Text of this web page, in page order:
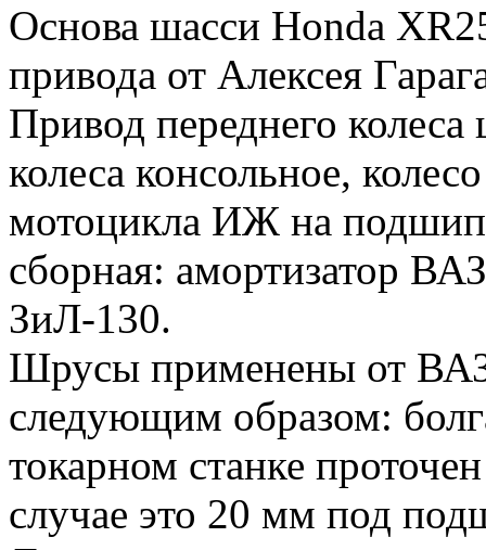
Основа шасси Honda
привода от Алексея
Привод переднего
колеса консольное,
мотоцикла ИЖ на
сборная: амортизатор
ЗиЛ-130.
Шрусы применены от
следующим образом:
токарном станке
случае это 20 мм под